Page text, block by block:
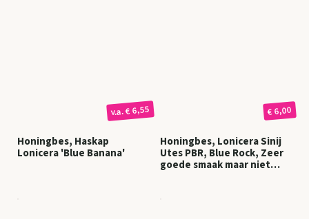
v.a.€ 6,55
Honingbes, Haskap
Lonicera 'Blue Banana'
€ 6,00
Honingbes, Lonicera Sinij
Utes PBR, Blue Rock, Zeer
goede smaak maar niet